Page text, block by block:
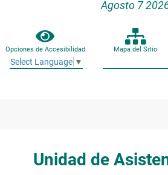
Agosto 7
Opciones de Accesibilidad Mapa del Sitio
Select Language ▼
Unidad de